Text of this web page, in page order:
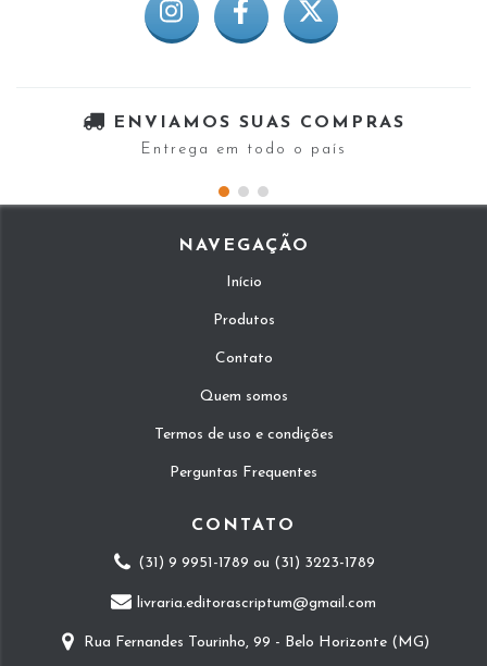
ENVIAMOS SUAS COMPRAS
Entrega em todo o país
NAVEGAÇÃO
Início
Produtos
Contato
Quem somos
Termos de uso e condições
Perguntas Frequentes
CONTATO
(31) 9 9951-1789 ou (31) 3223-1789
livraria.editorascriptum@gmail.com
Rua Fernandes Tourinho, 99 - Belo Horizonte (MG)